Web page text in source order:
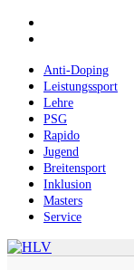
Skip
contentAnti-Doping
Leistungssport
Lehre
PSG
Rapido
Jugend
Breitensport
Inklusion
Masters
Service